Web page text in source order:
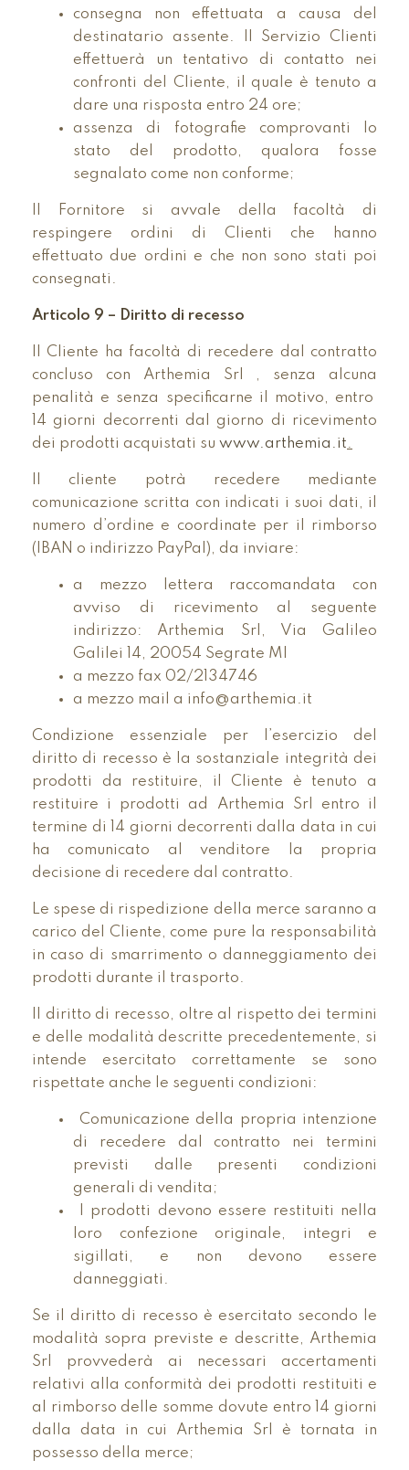
consegna non effettuata a causa del
destinatario assente. Il Servizio Clienti
effettuerà un tentativo di contatto nei
confronti del Cliente, il quale è tenuto a
dare una risposta entro 24 ore;
assenza di fotografie comprovanti lo
stato del prodotto, qualora fosse
segnalato come non conforme;
Il Fornitore si avvale della facoltà di
respingere ordini di Clienti che hanno
effettuato due ordini e che non sono stati poi
consegnati.
Articolo 9 – Diritto di recesso
Il Cliente ha facoltà di recedere dal contratto
concluso con Arthemia Srl , senza alcuna
penalità e senza specificarne il motivo, entro
14 giorni decorrenti dal giorno di ricevimento
dei prodotti acquistati su www.arthemia.it.
Il cliente potrà recedere mediante
comunicazione scritta con indicati i suoi dati, il
numero d’ordine e coordinate per il rimborso
(IBAN o indirizzo PayPal), da inviare:
a mezzo lettera raccomandata con
avviso di ricevimento al seguente
indirizzo: Arthemia Srl, Via Galileo
Galilei 14, 20054 Segrate MI
a mezzo fax 02/2134746
a mezzo mail a info@arthemia.it
Condizione essenziale per l’esercizio del
diritto di recesso è la sostanziale integrità dei
prodotti da restituire, il Cliente è tenuto a
restituire i prodotti ad Arthemia Srl entro il
termine di 14 giorni decorrenti dalla data in cui
ha comunicato al venditore la propria
decisione di recedere dal contratto.
Le spese di rispedizione della merce saranno a
carico del Cliente, come pure la responsabilità
in caso di smarrimento o danneggiamento dei
prodotti durante il trasporto.
Il diritto di recesso, oltre al rispetto dei termini
e delle modalità descritte precedentemente, si
intende esercitato correttamente se sono
rispettate anche le seguenti condizioni:
Comunicazione della propria intenzione
di recedere dal contratto nei termini
previsti dalle presenti condizioni
generali di vendita;
I prodotti devono essere restituiti nella
loro confezione originale, integri e
sigillati, e non devono essere
danneggiati.
Se il diritto di recesso è esercitato secondo le
modalità sopra previste e descritte, Arthemia
Srl provvederà ai necessari accertamenti
relativi alla conformità dei prodotti restituiti e
al rimborso delle somme dovute entro 14 giorni
dalla data in cui Arthemia Srl è tornata in
possesso della merce;